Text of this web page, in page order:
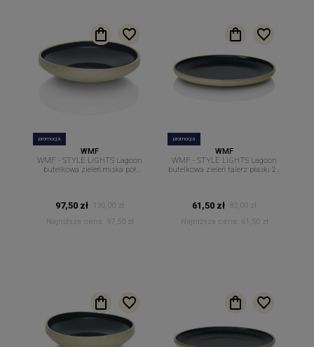
promocja
WMF
WMF - STYLE LIGHTS Lagoon
butelkowa zieleń miska pół
97,50 zł
130,00 zł
Najniższa cena:
97,50 zł
promocja
WMF
WMF - STYLE LIGHTS Lagoon
butelkowa zieleń talerz płaski 22
61,50 zł 82,00 zł
Najniższa cena:
61,50 zł